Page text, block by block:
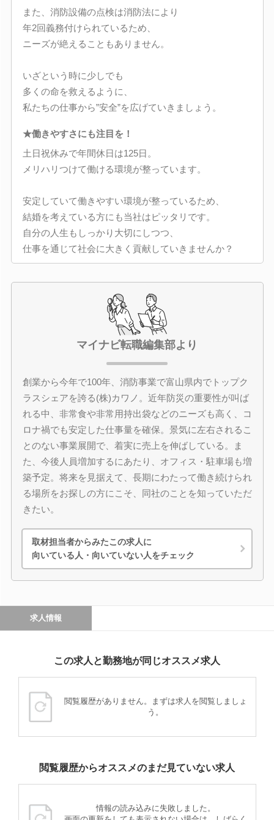
また、消防設備の点検は消防法により
年2回義務付けられているため、
ニーズが絶えることもありません。
いざという時に少しでも
多くの命を救えるように、
私たちの仕事から”安全”を広げていきましょう。
★働きやすさにも注目を！
土日祝休みで年間休日は125日。
メリハリつけて働ける環境が整っています。
安定していて働きやすい環境が整っているため、
結婚を考えている方にも当社はピッタリです。
自分の人生もしっかり大切にしつつ、
仕事を通じて社会に大きく貢献していきませんか？
マイナビ転職編集部より
創業から今年で100年、消防事業で富山県内でトップク
ラスシェアを誇る(株)カワノ。近年防災の重要性が叫ば
れる中、非常食や非常用持出袋などのニーズも高く、コ
ロナ禍でも安定した仕事量を確保。景気に左右されるこ
とのない事業展開で、着実に売上を伸ばしている。ま
た、今後人員増加するにあたり、オフィス・駐車場も増
築予定。将来を見据えて、長期にわたって働き続けられ
る場所をお探しの方にこそ、同社のことを知っていただ
きたい。
取材担当者からみたこの求人に
向いている人・向いていない人をチェック
求人情報
この求人と勤務地が同じオススメ求人
閲覧履歴がありません。まずは求人を閲覧しましょ
う。
閲覧履歴からオススメのまだ見ていない求人
情報の読み込みに失敗しました。